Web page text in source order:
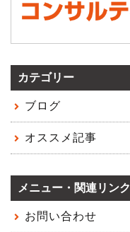
カテゴリー
ブログ
オススメ記事
メニュー・関連リンク
お問い合わせ